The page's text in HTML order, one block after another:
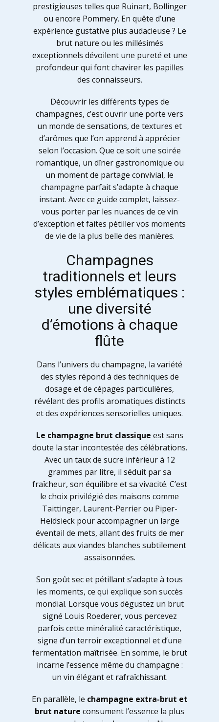
prestigieuses telles que Ruinart, Bollinger
ou encore Pommery. En quête d’une
expérience gustative plus audacieuse ? Le
brut nature ou les millésimés
exceptionnels dévoilent une pureté et une
profondeur qui font chavirer les papilles
des connaisseurs.
Découvrir les différents types de
champagnes, c’est ouvrir une porte vers
un monde de sensations, de textures et
d’arômes que l’on apprend à apprécier
selon l’occasion. Que ce soit une soirée
romantique, un dîner gastronomique ou
un moment de partage convivial, le
champagne parfait s’adapte à chaque
instant. Avec ce guide complet, laissez-
vous porter par les nuances de ce vin
d’exception et faites pétiller vos moments
de vie de la plus belle des manières.
Champagnes
traditionnels et leurs
styles emblématiques :
une diversité
d’émotions à chaque
flûte
Dans l’univers du champagne, la variété
des styles répond à des techniques de
dosage et de cépages particulières,
révélant des profils aromatiques distincts
et des expériences sensorielles uniques.
Le champagne brut classique est sans
doute la star incontestée des célébrations.
Avec un taux de sucre inférieur à 12
grammes par litre, il séduit par sa
fraîcheur, son équilibre et sa vivacité. C’est
le choix privilégié des maisons comme
Taittinger, Laurent-Perrier ou Piper-
Heidsieck pour accompagner un large
éventail de mets, allant des fruits de mer
délicats aux viandes blanches subtilement
assaisonnées.
Son goût sec et pétillant s’adapte à tous
les moments, ce qui explique son succès
mondial. Lorsque vous dégustez un brut
signé Louis Roederer, vous percevez
parfois cette minéralité caractéristique,
signe d’un terroir exceptionnel et d’une
fermentation maîtrisée. En somme, le brut
incarne l’essence même du champagne :
un vin élégant et rafraîchissant.
En parallèle, le champagne extra-brut et
brut nature consument l’essence la plus